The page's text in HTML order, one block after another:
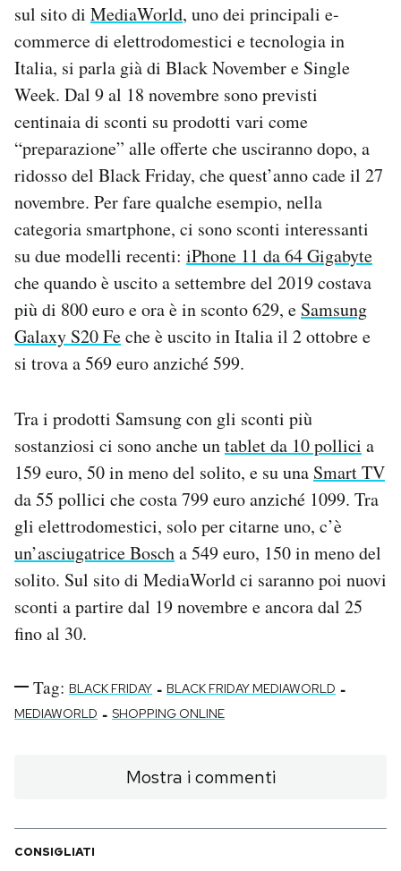
sul sito di MediaWorld, uno dei principali e-
commerce di elettrodomestici e tecnologia in
Italia, si parla già di Black November e Single
Week. Dal 9 al 18 novembre sono previsti
centinaia di sconti su prodotti vari come
“preparazione” alle offerte che usciranno dopo, a
ridosso del Black Friday, che quest’anno cade il 27
novembre. Per fare qualche esempio, nella
categoria smartphone, ci sono sconti interessanti
su due modelli recenti: iPhone 11 da 64 Gigabyte
che quando è uscito a settembre del 2019 costava
più di 800 euro e ora è in sconto 629, e Samsung
Galaxy S20 Feche è uscito in Italia il 2 ottobre e
si trova a 569 euro anziché 599.
Tra i prodotti Samsung con gli sconti più
sostanziosi ci sono anche untablet da 10 pollici a
159 euro, 50 in meno del solito, e su una Smart TV
da 55 pollici che costa 799 euro anziché 1099. Tra
gli elettrodomestici, solo per citarne uno, c’è
un’asciugatrice Boscha 549 euro, 150 in meno del
solito. Sul sito di MediaWorld ci saranno poi nuovi
sconti a partire dal 19 novembre e ancora dal 25
fino al 30.
Tag: BLACK FRIDAY - BLACK FRIDAY MEDIAWORLD -
MEDIAWORLD - SHOPPING ONLINE
Mostra i commenti
CONSIGLIATI